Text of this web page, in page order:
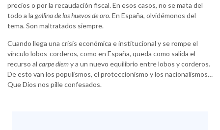
precios o por la recaudación fiscal. En esos casos, no se mata del
todo a la gallina de los huevos de oro. En España, olvidémonos del
tema. Son maltratados siempre.
Cuando llega una crisis económica e institucional y se rompe el
vínculo lobos-corderos, como en España, queda como salida el
recurso al carpe diemy a un nuevo equilibrio entre lobos y corderos.
De esto van los populismos, el proteccionismo y los nacionalismos…
Que Dios nos pille confesados.